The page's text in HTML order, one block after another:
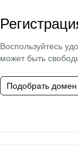
Воспользуйтесь
может быть
Подобрать домен